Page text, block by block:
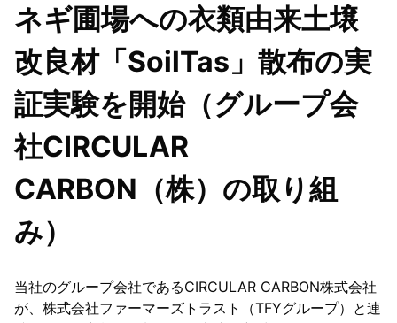
製品
再生ブラスト材
改良土（再生埋戻し材）
乾燥砂、特殊砂
青森砂ルナサンド
ケーエムマテリアル社製ブラスト材
リサイクル
ネギ圃場への衣類由来土壌
改良材「SoilTas」散布の実
証実験を開始（グループ会
社CIRCULAR
CARBON（株）の取り組
み）
当社のグループ会社であるCIRCULAR CARBON株式会社
が、株式会社ファーマーズトラスト（TFYグループ）と連